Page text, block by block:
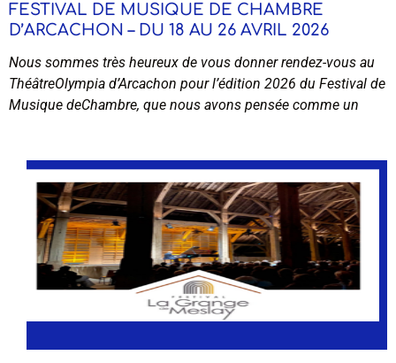
FESTIVAL DE MUSIQUE DE CHAMBRE
D’ARCACHON – DU 18 AU 26 AVRIL 2026
Nous sommes très heureux de vous donner rendez-vous au
ThéâtreOlympia d’Arcachon pour l’édition 2026 du Festival de
Musique deChambre, que nous avons pensée comme un